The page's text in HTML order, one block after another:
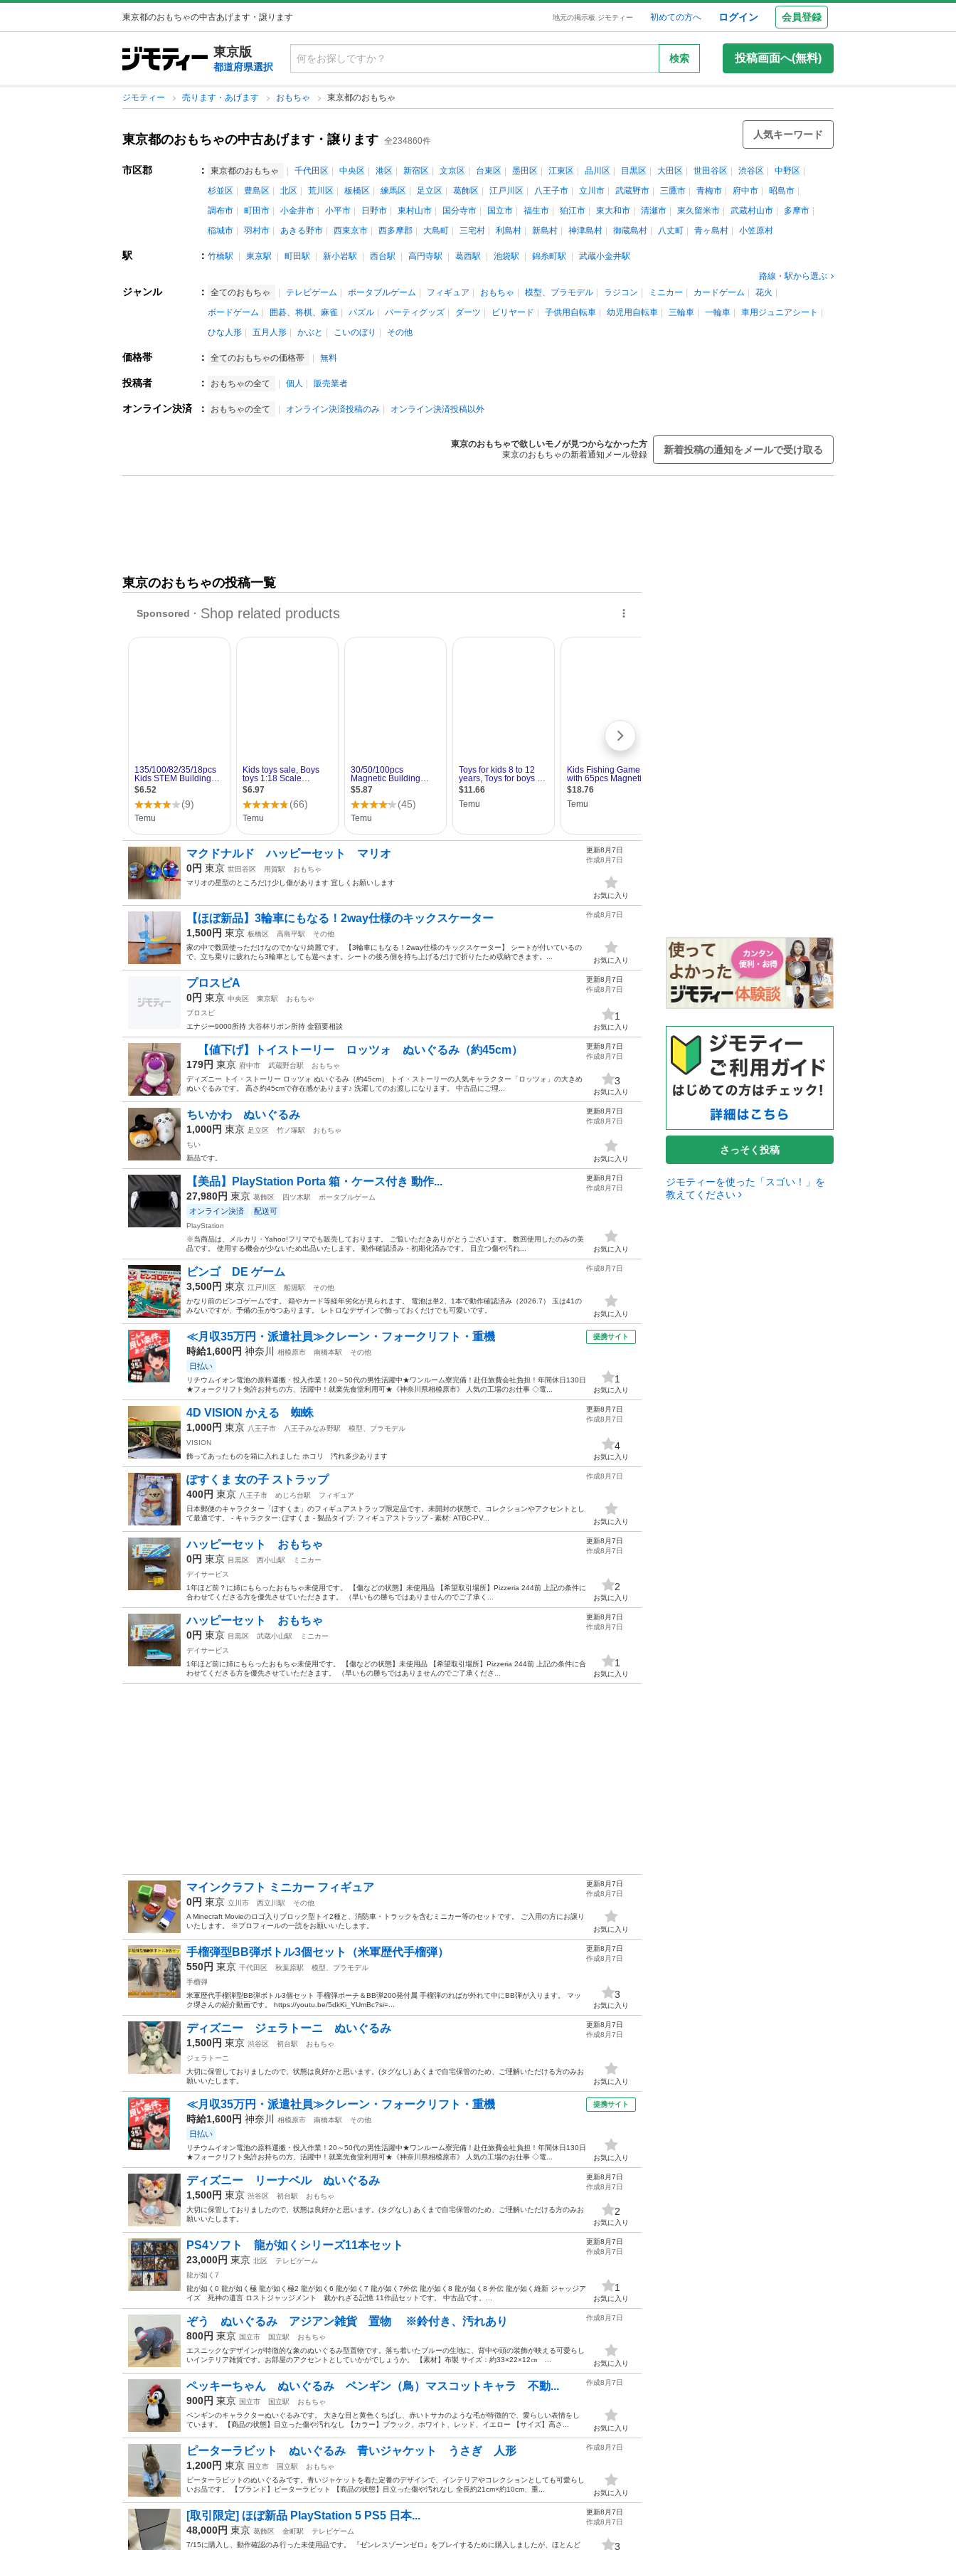
東京都のおもちゃの中古あげます・譲ります 地元の掲示板 ジモティー 初めての方へ ログイン 会員登録
東京版
都道府県選択
検索 投稿画面へ(無料)
ジモティー 売ります・あげます おもちゃ 東京都のおもちゃ
東京都のおもちゃの中古あげます・譲ります 全234860件
人気キーワード
市区郡 ： 東京都のおもちゃ 千代田区 中央区 港区 新宿区 文京区 台東区 墨田区 江東区 品川区 目黒区 大田区 世田谷区 渋谷区
中野区
杉並区
豊島区 北区 荒川区 板橋区 練馬区 足立区 葛飾区 江戸川区 八王子市 立川市 武蔵野市 三鷹市 青梅市 府中市
昭島市
調布市
町田市 小金井市 小平市 日野市 東村山市 国分寺市 国立市 福生市 狛江市 東大和市 清瀬市 東久留米市 武蔵村山市
多摩市
稲城市
羽村市 あきる野市 西東京市 西多摩郡 大島町 三宅村 利島村 新島村 神津島村 御蔵島村 八丈町 青ヶ島村 小笠原村
駅 ： 竹橋駅 東京駅 町田駅 新小岩駅 西台駅 高円寺駅 葛西駅 池袋駅 錦糸町駅
武蔵小金井駅
路線・駅から選ぶ
ジャンル ： 全てのおもちゃ テレビゲーム ポータブルゲーム フィギュア おもちゃ 模型、プラモデル ラジコン ミニカー カードゲーム
花火
ボードゲーム
囲碁、将棋、麻雀 パズル パーティグッズ ダーツ ビリヤード 子供用自転車 幼児用自転車 三輪車 一輪車
車用ジュニアシート
ひな人形
五月人形 かぶと こいのぼり その他
価格帯 ： 全てのおもちゃの価格帯 無料
投稿者 ： おもちゃの全て 個人 販売業者
オンライン決済 ： おもちゃの全て オンライン決済投稿のみ オンライン決済投稿以外
東京のおもちゃで欲しいモノが見つからなかった方
東京のおもちゃの新着通知メール登録
新着投稿の通知をメールで受け取る
東京のおもちゃの投稿一覧
マクドナルド ハッピーセット マリオ
0円 東京 世田谷区 用賀駅
おもちゃ
マリオの星型のところだけ少し傷があります 宜しくお願いします
更新8月7日
作成8月7日
お気に入り
【ほぼ新品】3輪車にもなる！2way仕様のキックスケーター
1,500円 東京 板橋区 高島平駅
その他
家の中で数回使っただけなのでかなり綺麗です。 【3輪車にもなる！2way仕様のキックスケーター】 シートが付いているの
で、立ち乗りに疲れたら3輪車としても遊べます。シートの後ろ側を持ち上げるだけで折りたため収納できます。...
作成8月7日
お気に入り
プロスピA
0円 東京 中央区 東京駅
おもちゃ
プロスピ
エナジー9000所持 大谷杯リボン所持 金額要相談
更新8月7日
作成8月7日
1
お気に入り
【値下げ】トイストーリー ロッツォ ぬいぐるみ（約45cm）
179円 東京 府中市 武蔵野台駅
おもちゃ
ディズニー トイ・ストーリー ロッツォ ぬいぐるみ（約45cm） トイ・ストーリーの人気キャラクター「ロッツォ」の大きめ
ぬいぐるみです。 高さ約45cmで存在感があります♪ 洗濯してのお渡しになります。 中古品にご理...
更新8月7日
作成8月7日
3
お気に入り
ちいかわ ぬいぐるみ
1,000円 東京 足立区 竹ノ塚駅
おもちゃ
ちい
新品です。
更新8月7日
作成8月7日
お気に入り
【美品】PlayStation Porta 箱・ケース付き 動作...
27,980円 東京 葛飾区 四ツ木駅 ポータブルゲーム
オンライン決済 配送可
PlayStation
※当商品は、メルカリ・Yahoo!フリマでも販売しております。 ご覧いただきありがとうございます。 数回使用したのみの美
品です。 使用する機会が少ないため出品いたします。 動作確認済み・初期化済みです。 目立つ傷や汚れ...
更新8月7日
作成8月7日
お気に入り
ビンゴ DE ゲーム
3,500円 東京 江戸川区 船堀駅
その他
かなり前のビンゴゲームです。 箱やカード等経年劣化が見られます。 電池は単2、1本で動作確認済み（2026.7） 玉は41の
みないですが、予備の玉が5つあります。 レトロなデザインで飾っておくだけでも可愛いです。
作成8月7日
お気に入り
≪月収35万円・派遣社員≫クレーン・フォークリフト・重機
時給1,600円 神奈川 相模原市 南橋本駅 その他
日払い
リチウムイオン電池の原料運搬・投入作業！20～50代の男性活躍中★ワンルーム寮完備！赴任旅費会社負担！年間休日130日
★フォークリフト免許お持ちの方、活躍中！就業先食堂利用可★《神奈川県相模原市》 人気の工場のお仕事 ◇電...
提携サイト
1
お気に入り
4D VISION かえる 蜘蛛
1,000円 東京 八王子市 八王子みなみ野駅
模型、プラモデル
VISION
飾ってあったものを箱に入れました ホコリ 汚れ多少あります
更新8月7日
作成8月7日
4
お気に入り
ぽすくま 女の子 ストラップ
400円 東京 八王子市 めじろ台駅
フィギュア
日本郵便のキャラクター「ぽすくま」のフィギュアストラップ限定品です。未開封の状態で、コレクションやアクセントとし
て最適です。 - キャラクター: ぽすくま - 製品タイプ: フィギュアストラップ - 素材: ATBC-PV...
作成8月7日
お気に入り
ハッピーセット おもちゃ
0円 東京 目黒区 西小山駅
ミニカー
デイサービス
1年ほど前？に姉にもらったおもちゃ未使用です。 【傷などの状態】未使用品 【希望取引場所】Pizzeria 244前 上記の条件に
合わせてくださる方を優先させていただきます。 （早いもの勝ちではありませんのでご了承く...
更新8月7日
作成8月7日
2
お気に入り
ハッピーセット おもちゃ
0円 東京 目黒区 武蔵小山駅
ミニカー
デイサービス
1年ほど前に姉にもらったおもちゃ未使用です。 【傷などの状態】未使用品 【希望取引場所】Pizzeria 244前 上記の条件に合
わせてくださる方を優先させていただきます。 （早いもの勝ちではありませんのでご了承くださ...
更新8月7日
作成8月7日
1
お気に入り
マインクラフト ミニカー フィギュア
0円 東京 立川市 西立川駅
その他
A Minecraft Movieのロゴ入りブロック型トイ2種と、消防車・トラックを含むミニカー等のセットです。 ご入用の方にお譲り
いたします。 ※プロフィールの一読をお願いいたします。
更新8月7日
作成8月7日
お気に入り
手榴弾型BB弾ボトル3個セット（米軍歴代手榴弾）
550円 東京 千代田区 秋葉原駅
模型、プラモデル
手榴弾
米軍歴代手榴弾型BB弾ボトル3個セット 手榴弾ポーチ＆BB弾200発付属 手榴弾のればが外れて中にBB弾が入ります。 マッ
ク堺さんの紹介動画です。 https://youtu.be/5dkKi_YUmBc?si=...
更新8月7日
作成8月7日
3
お気に入り
ディズニー ジェラトーニ ぬいぐるみ
1,500円 東京 渋谷区 初台駅
おもちゃ
ジェラトーニ
大切に保管しておりましたので、状態は良好かと思います。(タグなし) あくまで自宅保管のため、ご理解いただける方のみお
願いいたします。
更新8月7日
作成8月7日
お気に入り
≪月収35万円・派遣社員≫クレーン・フォークリフト・重機
時給1,600円 神奈川 相模原市 南橋本駅 その他
日払い
リチウムイオン電池の原料運搬・投入作業！20～50代の男性活躍中★ワンルーム寮完備！赴任旅費会社負担！年間休日130日
★フォークリフト免許お持ちの方、活躍中！就業先食堂利用可★《神奈川県相模原市》 人気の工場のお仕事 ◇電...
提携サイト
お気に入り
ディズニー リーナベル ぬいぐるみ
1,500円 東京 渋谷区 初台駅
おもちゃ
大切に保管しておりましたので、状態は良好かと思います。(タグなし) あくまで自宅保管のため、ご理解いただける方のみお
願いいたします。
更新8月7日
作成8月7日
2
お気に入り
PS4ソフト 龍が如くシリーズ11本セット
23,000円 東京 北区
テレビゲーム
龍が如く7
龍が如く0 龍が如く極 龍が如く極2 龍が如く6 龍が如く7 龍が如く7外伝 龍が如く8 龍が如く8 外伝 龍が如く維新 ジャッジア
イズ 死神の遺言 ロストジャッジメント 裁かれざる記憶 11作品セットです。 中古品です。...
更新8月7日
作成8月7日
1
お気に入り
ぞう ぬいぐるみ アジアン雑貨 置物 ※鈴付き、汚れあり
800円 東京 国立市 国立駅
おもちゃ
エスニックなデザインが特徴的な象のぬいぐるみ型置物です。落ち着いたブルーの生地に、背中や頭の装飾が映える可愛らし
いインテリア雑貨です。お部屋のアクセントとしていかがでしょうか。 【素材】布製 サイズ：約33×22×12㎝ ...
作成8月7日
お気に入り
ペッキーちゃん ぬいぐるみ ペンギン（鳥）マスコットキャラ 不動...
900円 東京 国立市 国立駅
おもちゃ
ペンギンのキャラクターぬいぐるみです。 大きな目と黄色くちばし、赤いトサカのような毛が特徴的で、愛らしい表情をし
ています。 【商品の状態】目立った傷や汚れなし 【カラー】ブラック、ホワイト、レッド、イエロー 【サイズ】高さ...
作成8月7日
お気に入り
ピーターラビット ぬいぐるみ 青いジャケット うさぎ 人形
1,200円 東京 国立市 国立駅
おもちゃ
ピーターラビットのぬいぐるみです。青いジャケットを着た定番のデザインで、インテリアやコレクションとしても可愛らし
いお品です。 【ブランド】ピーターラビット 【商品の状態】目立った傷や汚れなし 全長約21cm×約10cm、重...
作成8月7日
お気に入り
[取引限定] ほぼ新品 PlayStation 5 PS5 日本...
48,000円 東京 葛飾区 金町駅
テレビゲーム
7/15に購入し、動作確認のみ行った未使用品です。 『ゼンレスゾーンゼロ』をプレイするために購入しましたが、ほとんど
更新8月7日
作成8月7日
3
さっそく投稿
ジモティーを使った「スゴい！」を
教えてください